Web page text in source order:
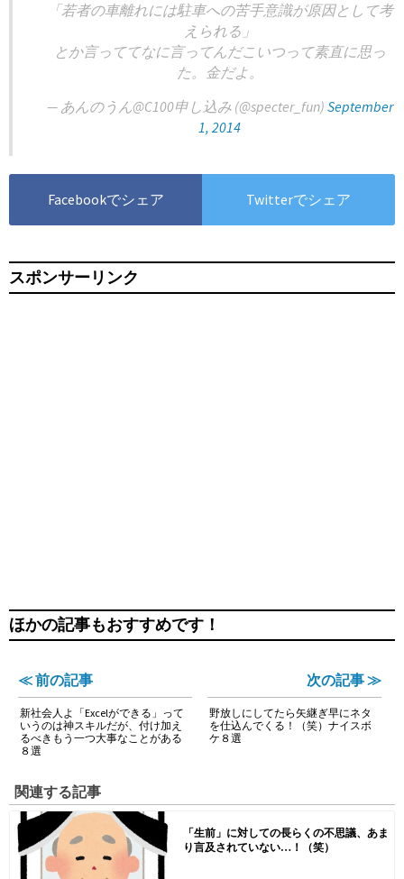
「若者の車離れには駐車への苦手意識が原因として考
えられる」
とか言っててなに言ってんだこいつって素直に思っ
た。金だよ。
— あんのうん@C100申し込み (@specter_fun) September
1, 2014
Facebookでシェア Twitterでシェア
スポンサーリンク
ほかの記事もおすすめです！
≪ 前の記事
新社会人よ「Excelができる」って
いうのは神スキルだが、付け加え
るべきもう一つ大事なことがある
８選
次の記事 ≫
野放しにしてたら矢継ぎ早にネタ
を仕込んでくる！（笑）ナイスボ
ケ８選
関連する記事
「生前」に対しての長らくの不思議、あま
り言及されていない…！（笑）